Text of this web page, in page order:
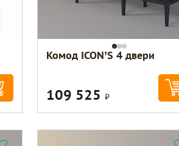
Комод ICON’S 4 двери
109 525 Р